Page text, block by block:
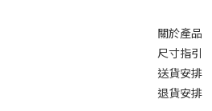
關於產品
尺寸指引
送貨安排
退貨安排